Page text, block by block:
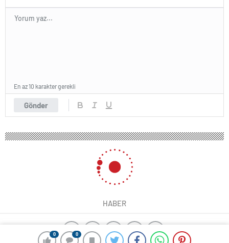
0 0
Gönder
En az 10 karakter gerekli
HABER